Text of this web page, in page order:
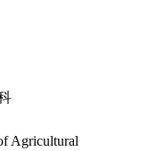
Agricultural